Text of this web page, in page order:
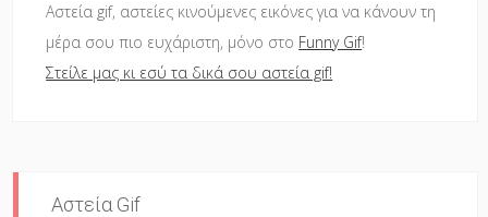
Αστεία gif, αστείες κινούμενες εικόνες για να κάνουν τη
μέρα σου πιο ευχάριστη, μόνο στο Funny Gif!
Στείλε μας κι εσύ τα δικά σου αστεία gif!
Αστεία Gif